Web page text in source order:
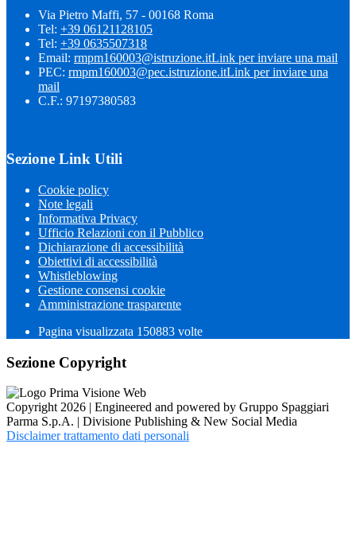
Via Pietro Maffi, 57 - 00168 Roma
Tel: +39 06121128105
Tel: +39 0635507318
Email: rmpm160003@istruzione.itLink per inviare una mail
PEC: rmpm160003@pec.istruzione.itLink per inviare una
mail
C.F.: 97197380583
Sezione Link Utili
Cookie policy
Note legali
Informativa Privacy
Ufficio Relazioni con il Pubblico
Dichiarazione di accessibilità
Obiettivi di accessibilità
Whistleblowing
Gestione consensi cookie
Amministrazione trasparente
Pagina visualizzata 150883 volte
Sezione Copyright
Copyright 2026 | Engineered and powered by Gruppo Spaggiari
Parma S.p.A. | Divisione Publishing & New Social Media
Disclaimer trattamento dati personali